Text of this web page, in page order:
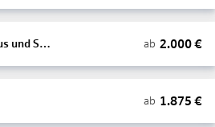
Bonaire, Sint Eustatius und Saba ab 2.000€
ab 1.875 €